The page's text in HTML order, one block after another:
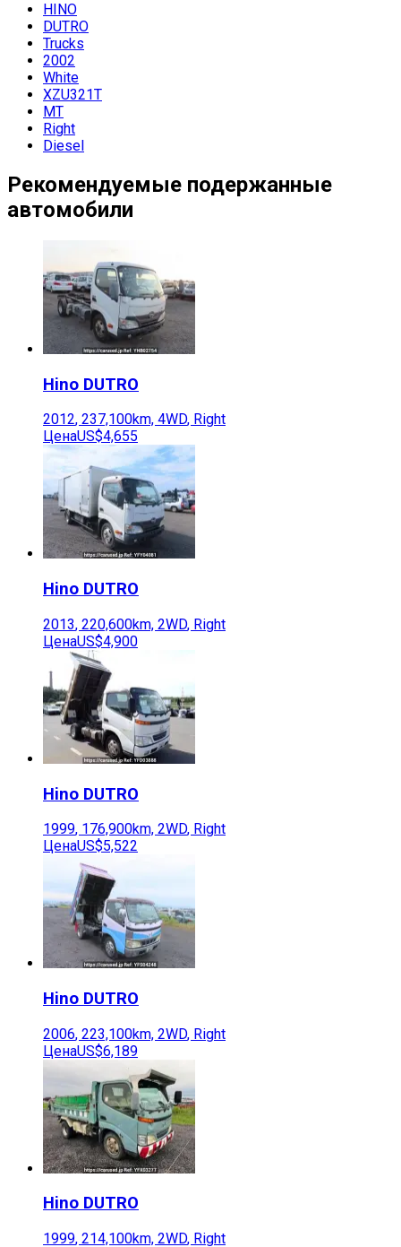
HINO
DUTRO
Trucks
2002
White
XZU321T
MT
Right
Diesel
Рекомендуемые подержанные
автомобили
Hino DUTRO
2012, 237,100km, 4WD, Right
ЦенаUS$4,655
Hino DUTRO
2013, 220,600km, 2WD, Right
ЦенаUS$4,900
Hino DUTRO
1999, 176,900km, 2WD, Right
ЦенаUS$5,522
Hino DUTRO
2006, 223,100km, 2WD, Right
ЦенаUS$6,189
Hino DUTRO
1999, 214,100km, 2WD, Right